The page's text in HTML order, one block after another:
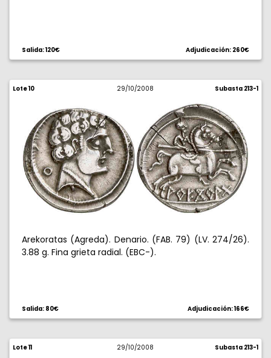
Salida: 120€ Adjudicación: 260€
Lote 10 29/10/2008 Subasta 213-1
Arekoratas (Agreda). Denario. (FAB. 79) (LV. 274/26).
3.88 g. Fina grieta radial. (EBC-).
Salida: 80€ Adjudicación: 166€
Lote 11 29/10/2008 Subasta 213-1